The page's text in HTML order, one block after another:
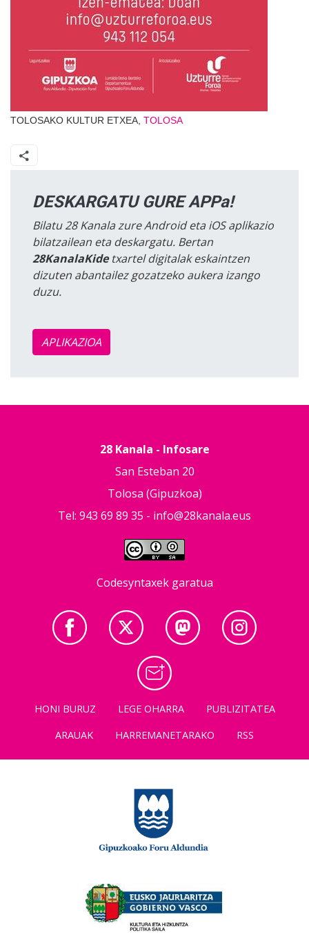
TOLOSAKO KULTUR ETXEA, TOLOSA
DESKARGATU GURE APPa!
Bilatu 28 Kanala zure Android eta iOS aplikazio
bilatzailean eta deskargatu. Bertan
28KanalaKidetxartel digitalak eskaintzen
dizuten abantailez gozatzeko aukera izango
duzu.
APLIKAZIOA
28 Kanala - Infosare
San Esteban 20
Tolosa (Gipuzkoa)
Tel: 943 69 89 35 - info@28kanala.eus
Codesyntaxek garatua
HONI BURUZ LEGE OHARRA
PUBLIZITATEA
ARAUAK
HARREMANETARAKO RSS